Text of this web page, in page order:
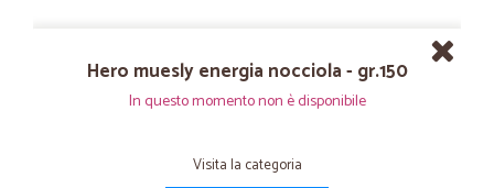
Hero muesly energia nocciola - gr.150
In questo momento non è disponibile
Visita la categoria